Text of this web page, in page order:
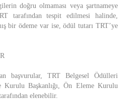
doğru olmaması veya şartnameye
tarafından tespit edilmesi halinde,
bir ödeme var ise, ödül tutarı TRT’ye
başvurular, TRT Belgesel Ödülleri
Kurulu Başkanlığı, Ön Eleme Kurulu
elenebilir.